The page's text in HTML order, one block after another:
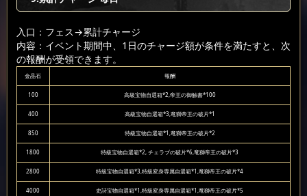
入口：フェス→累計チャージ
内容：イベント期間中、1日のチャージ額が条件を満たすと、次
の報酬が受領できます。
金晶石 報酬
100 高級宝物自選箱*2,帝王の御触書*100
400 高級宝物自選箱*3,竜獅帝王の破片*1
850 特級宝物自選箱*1,竜獅帝王の破片*2
1800 特級宝物自選箱*2, チェラブの破片*6,竜獅帝王の破片*3
2800 特級宝物自選箱*3,特級変身専属自選箱*1,竜獅帝王の破片*4
4000 史詩宝物自選箱*1,特級変身専属自選箱*1,竜獅帝王の破片*5